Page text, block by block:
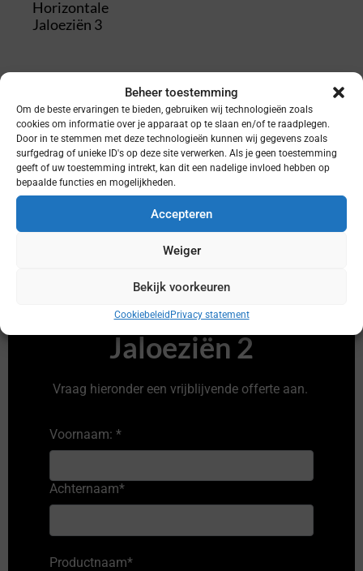
Beheer toestemming
Om de beste ervaringen te bieden, gebruiken wij technologieën zoals
cookies om informatie over je apparaat op te slaan en/of te raadplegen.
Door in te stemmen met deze technologieën kunnen wij gegevens zoals
surfgedrag of unieke ID's op deze site verwerken. Als je geen toestemming
geeft of uw toestemming intrekt, kan dit een nadelige invloed hebben op
bepaalde functies en mogelijkheden.
Accepteren
Weiger
Bekijk voorkeuren
Cookiebeleid Privacy statement
Horizontale
Jaloeziën 3
Vraag een offerte
aan voor:
Horizontale
Jaloeziën 2
Vraag hieronder een vrijblijvende offerte aan.
Voornaam: *
Achternaam*
Productnaam*